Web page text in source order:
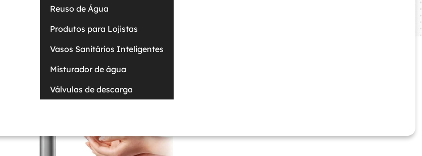
Reuso de Água
Produtos para Lojistas
Vasos Sanitários Inteligentes
Misturador de água
Válvulas de descarga